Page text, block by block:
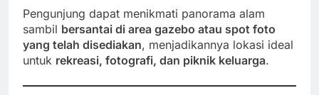
Pengunjung dapat menikmati panorama alam
sambil bersantai di area gazebo atau spot foto
yang telah disediakan, menjadikannya lokasi ideal
untuk rekreasi, fotografi, dan piknik keluarga.